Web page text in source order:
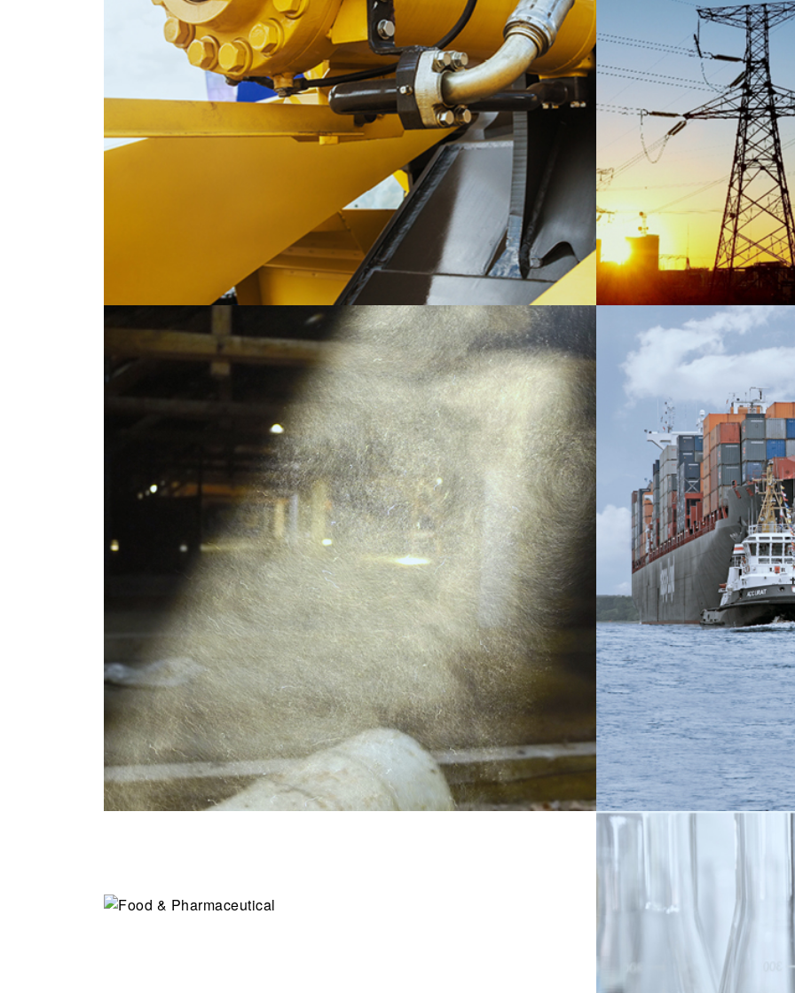
Hydraulikfilter,
Ölpflege und zur
MEHR ERFAHREN
Vom
Filtersysteme zur
Industrie.
MEHR ERFAHREN
Lebensmittel-
Filtersysteme zur
Automatikfilter zur
und klebrigen
MEHR ERFAHREN